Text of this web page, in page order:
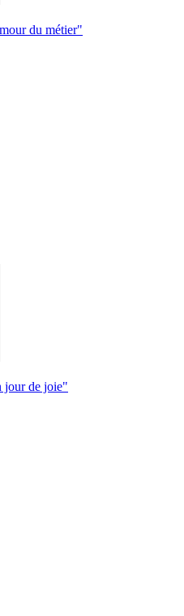
du métier"
jour de joie"